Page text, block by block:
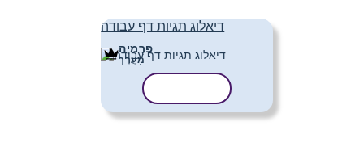
דיאלוג תגיות דף עבודה
פּרֶמיָה
מַעֲרָך